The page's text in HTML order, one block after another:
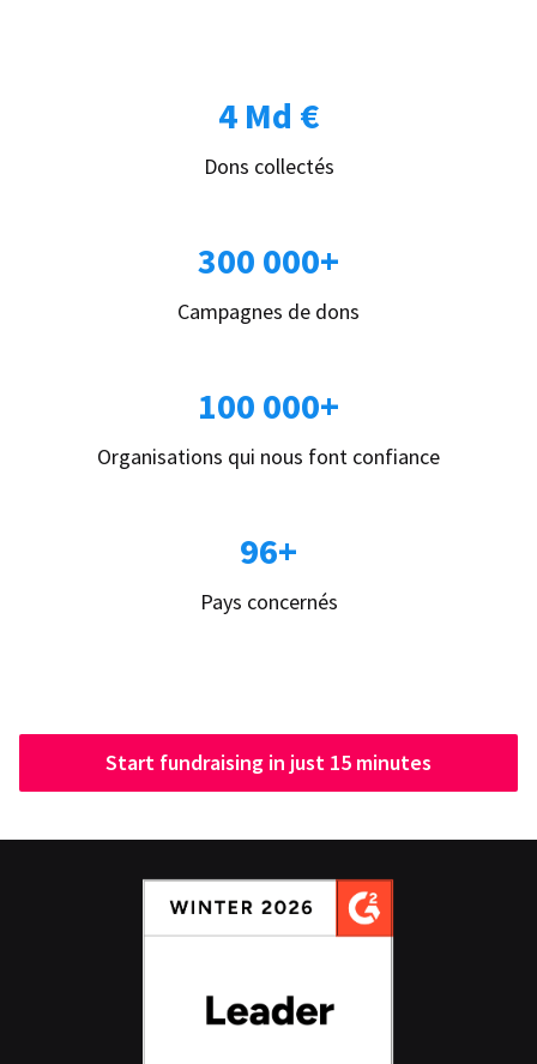
4 Md €
Dons collectés
300 000+
Campagnes de dons
100 000+
Organisations qui nous font confiance
96+
Pays concernés
Start fundraising in just 15 minutes